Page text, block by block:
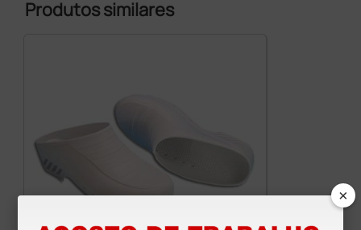
Produtos similares
×